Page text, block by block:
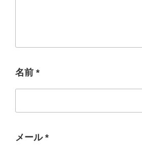
名前 *
メール *